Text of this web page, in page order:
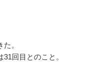
。
回目とのこと。